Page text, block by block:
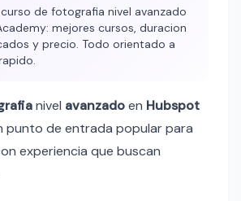
de fotografia nivel avanzado
mejores cursos, duracion
y precio. Todo orientado a
nivel avanzadoen Hubspot
punto de entrada popular para
experiencia que buscan